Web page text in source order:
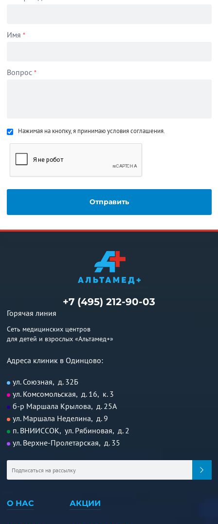
Имя *
Вопрос *
Нажимая на кнопку, я принимаю условия соглашения.
+7 (495) 212-90-03
Горячая линия
Сеть медицинских центров
для детей и взрослых «Альтамед+»
Адреса клиник в Одинцово:
ул. Союзная, д. 32Б
ул. Комсомольская, д. 16, к. 3
б-р Маршала Крылова, д. 25А
ул. Маршала Неделина, д. 9
п. ВНИИССОК, ул. Рябиновая, д. 2
ул. Верхне-Пролетарская, д. 35
О НАС АКЦИИ